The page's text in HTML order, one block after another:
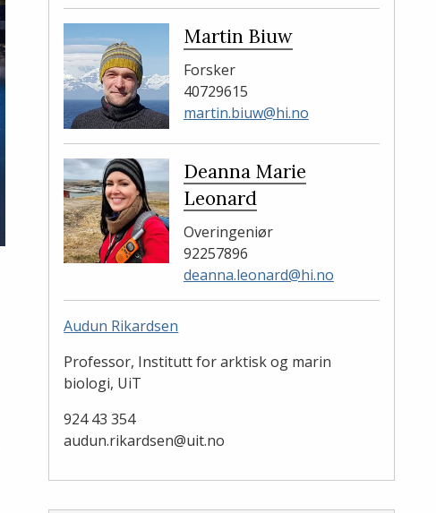
Martin Biuw
Forsker
40729615
martin.biuw@hi.no
Deanna Marie
Leonard
Overingeniør
92257896
deanna.leonard@hi.no
Audun Rikardsen
Professor, Institutt for arktisk og marin
biologi, UiT
924 43 354
audun.rikardsen@uit.no